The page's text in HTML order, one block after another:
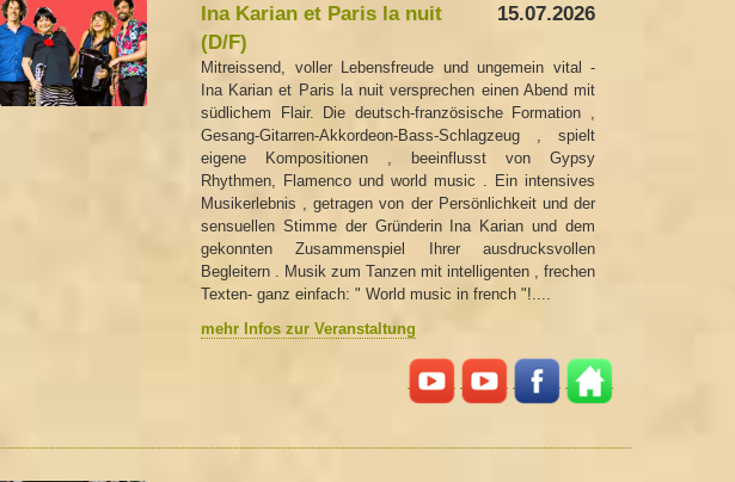
Ina Karian et Paris la nuit
(D/F)
15.07.2026
Mitreissend, voller Lebensfreude und ungemein vital -
Ina Karian et Paris la nuit versprechen einen Abend mit
südlichem Flair. Die deutsch-französische Formation ,
Gesang-Gitarren-Akkordeon-Bass-Schlagzeug , spielt
eigene Kompositionen , beeinflusst von Gypsy
Rhythmen, Flamenco und world music . Ein intensives
Musikerlebnis , getragen von der Persönlichkeit und der
sensuellen Stimme der Gründerin Ina Karian und dem
gekonnten Zusammenspiel Ihrer ausdrucksvollen
Begleitern . Musik zum Tanzen mit intelligenten , frechen
Texten- ganz einfach: " World music in french "!....
mehr Infos zur Veranstaltung